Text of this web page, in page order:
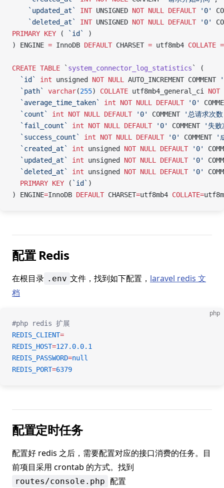
	`updated_at`
INT UNSIGNED NOT NULL DEFAULT '0'
	`deleted_at`
INT UNSIGNED NOT NULL DEFAULT '0'
PRIMARY KEY ( `id`
)
) ENGINE = InnoDB DEFAULT CHARSET = utf8mb4 COLLATE =
CREATE TABLE ` system_connector_log_statistics ` (
  `id`
int unsigned NOT NULL AUTO_INCREMENT COMMENT
  `path`
varchar(255) COLLATE utf8mb4_general_ci NOT
  `average_time_taken`
int NOT NULL DEFAULT '0'
  `count`
int NOT NULL DEFAULT '0' COMMENT
'总请求次
  `fail_count`
int NOT NULL DEFAULT '0' COMMENT
'失
  `success_count`
int NOT NULL DEFAULT '0' COMMENT
'
  `created_at`
int unsigned NOT NULL DEFAULT '0'
  `updated_at`
int unsigned NOT NULL DEFAULT '0'
  `deleted_at`
int unsigned NOT NULL DEFAULT '0'
  PRIMARY KEY
( `id` )
) ENGINE=InnoDB DEFAULT CHARSET=utf8mb4 COLLATE=
配置 Redis
在根目录 .env 文件，找到如下配置， laravel redis 文
档
php
#php redis 扩展
REDIS_CLIENT=
REDIS_HOST=127.0.0.1
REDIS_PASSWORD=null
REDIS_PORT=6379
配置定时任务
配置好 redis 之后，需要配置对应的接口消费的任务。目
前项目采用 crontab 的方式。找到
routes/console.php 配置